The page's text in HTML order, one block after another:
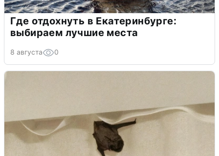
Где отдохнуть в Екатеринбурге:
выбираем лучшие места
8 августа 0